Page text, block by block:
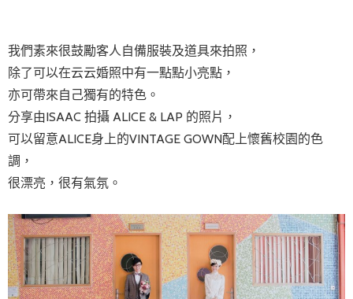
我們素來很鼓勵客人自備服裝及道具來拍照，
除了可以在云云婚照中有一點點小亮點，
亦可帶來自己獨有的特色。
分享由ISAAC 拍攝 ALICE & LAP 的照片，
可以留意ALICE身上的VINTAGE GOWN配上懷舊校園的色
調，
很漂亮，很有氣氛。